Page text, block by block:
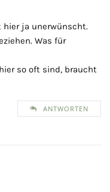
hier ja unerwünscht.
Was für
so oft sind, braucht
ANTWORTEN